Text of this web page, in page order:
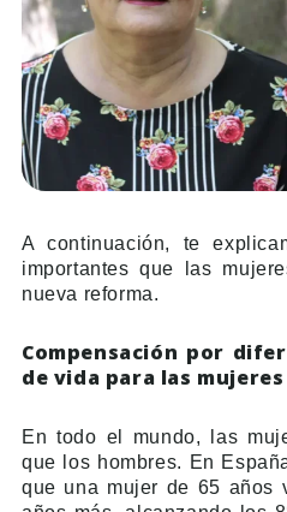
A continuación, te
importantes que las
nueva reforma.
Compensación por
de vida para las mujeres
En todo el mundo, las
que los hombres. En
que una mujer de 65 años